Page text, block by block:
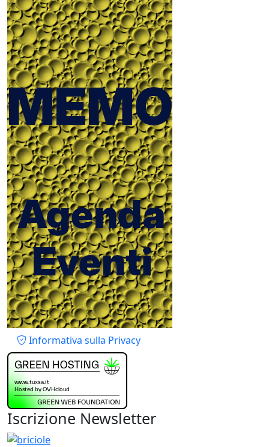
Email
Piè di pagina
Informativa sulla Privacy
Iscrizione Newsletter
Immagine